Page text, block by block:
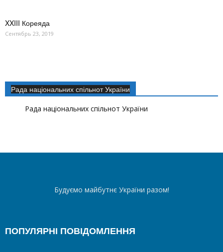
XXIII Кореяда
Сентябрь 23, 2019
Рада національних спільнот України
Рада національних спільнот України
Будуємо майбутнє України разом!
ПОПУЛЯРНІ ПОВІДОМЛЕННЯ